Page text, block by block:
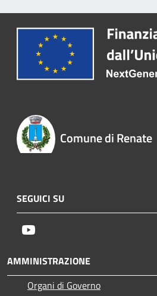
Comune di Renate
SEGUICI SU
AMMINISTRAZIONE
Organi di Governo